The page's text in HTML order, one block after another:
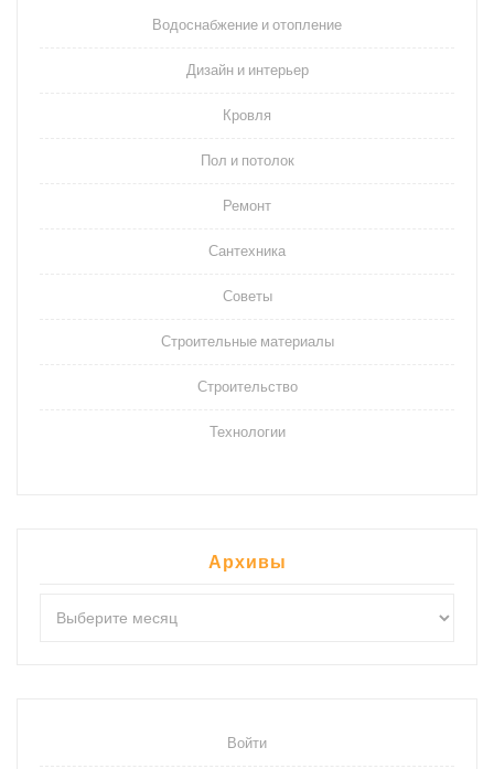
Водоснабжение и отопление
Дизайн и интерьер
Кровля
Пол и потолок
Ремонт
Сантехника
Советы
Строительные материалы
Строительство
Технологии
Архивы
Войти